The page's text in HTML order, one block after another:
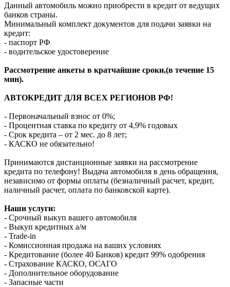
Данный автомобиль можно приобрести в кредит от ведущих
банков страны.
Минимальный комплект документов для подачи заявки на
кредит:
- паспорт РФ
- водительское удостоверение
Рассмотрение анкеты в кратчайшие сроки,(в течение 15
мин).
АВТОКРЕДИТ ДЛЯ ВСЕХ РЕГИОНОВ РФ!
- Первоначальный взнос от 0%;
- Процентная ставка по кредиту от 4,9% годовых
- Срок кредита – от 2 мес. до 8 лет;
- КАСКО не обязательно!
Принимаются дистанционные заявки на рассмотрение
кредита по телефону! Выдача автомобиля в день обращения,
независимо от формы оплаты (безналичный расчет, кредит,
наличный расчет, оплата по банковской карте).
Наши услуги:
- Срочный выкуп вашего автомобиля
- Выкуп кредитных а/м
- Trade-in
- Комиссионная продажа на ваших условиях
- Кредитование (более 40 Банков) кредит 99% одобрения
- Страхование КАСКО, ОСАГО
- Дополнительное оборудование
- Запасные части